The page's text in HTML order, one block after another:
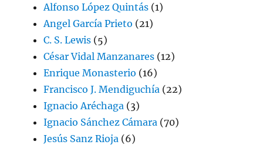
Alfonso López Quintás (1)
Angel García Prieto (21)
C. S. Lewis (5)
César Vidal Manzanares (12)
Enrique Monasterio (16)
Francisco J. Mendiguchía (22)
Ignacio Aréchaga (3)
Ignacio Sánchez Cámara (70)
Jesús Sanz Rioja (6)